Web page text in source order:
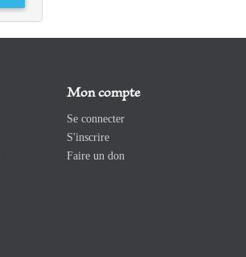
Mon compte
Se connecter
S'inscrire
Faire un don